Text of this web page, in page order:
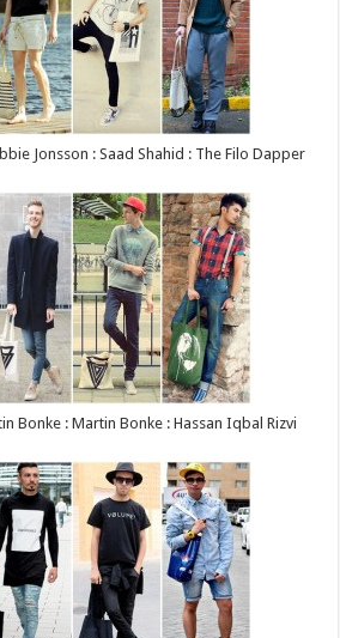
Jonsson : Saad Shahid : The Filo Dapper
Bonke : Martin Bonke : Hassan Iqbal Rizvi